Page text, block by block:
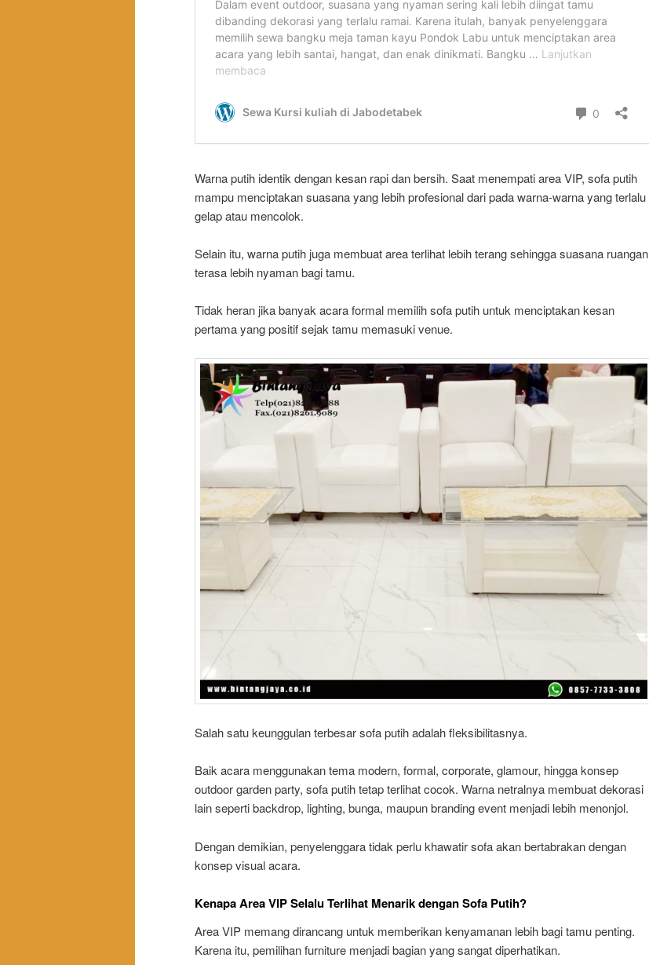
Warna putih identik dengan kesan rapi dan bersih. Saat menempati area VIP, sofa putih
mampu menciptakan suasana yang lebih profesional dari pada warna-warna yang terlalu
gelap atau mencolok.
Selain itu, warna putih juga membuat area terlihat lebih terang sehingga suasana ruangan
terasa lebih nyaman bagi tamu.
Tidak heran jika banyak acara formal memilih sofa putih untuk menciptakan kesan
pertama yang positif sejak tamu memasuki venue.
Salah satu keunggulan terbesar sofa putih adalah fleksibilitasnya.
Baik acara menggunakan tema modern, formal, corporate, glamour, hingga konsep
outdoor garden party, sofa putih tetap terlihat cocok. Warna netralnya membuat dekorasi
lain seperti backdrop, lighting, bunga, maupun branding event menjadi lebih menonjol.
Dengan demikian, penyelenggara tidak perlu khawatir sofa akan bertabrakan dengan
konsep visual acara.
Kenapa Area VIP Selalu Terlihat Menarik dengan Sofa Putih?
Area VIP memang dirancang untuk memberikan kenyamanan lebih bagi tamu penting.
Karena itu, pemilihan furniture menjadi bagian yang sangat diperhatikan.